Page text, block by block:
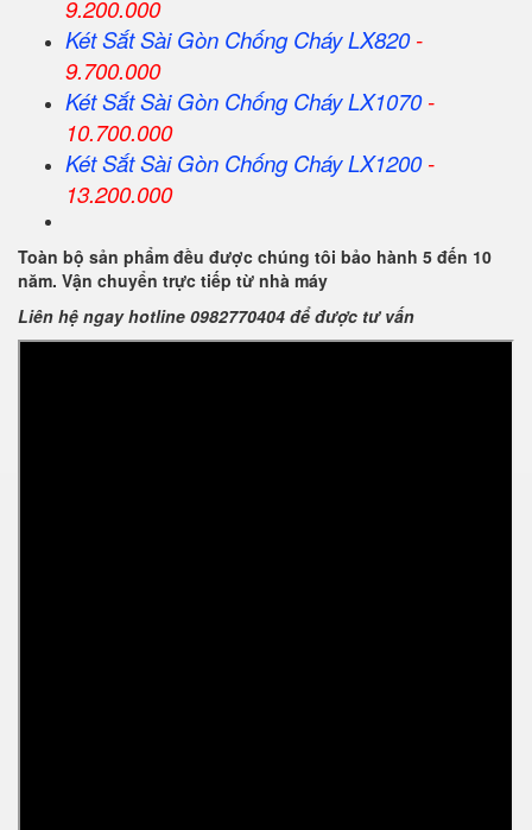
9.200.000
Két SắtSài Gòn Chống Cháy LX820-
9.700.000
Két SắtSài Gòn Chống Cháy LX1070-
10.700.000
Két SắtSài Gòn Chống Cháy LX1200-
13.200.000
Toàn bộ sản phẩm đều được chúng tôi bảo hành 5 đến 10
năm. Vận chuyển trực tiếp từ nhà máy
Liên hệ ngay hotline 0982770404 để được tư vấn